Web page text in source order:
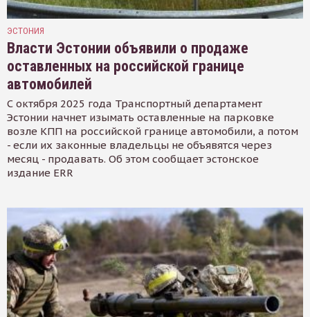
ЭСТОНИЯ
Власти Эстонии объявили о продаже
оставленных на российской границе
автомобилей
С октября 2025 года Транспортный департамент
Эстонии начнет изымать оставленные на парковке
возле КПП на российской границе автомобили, а потом
- если их законные владельцы не объявятся через
месяц - продавать. Об этом сообщает эстонское
издание ERR